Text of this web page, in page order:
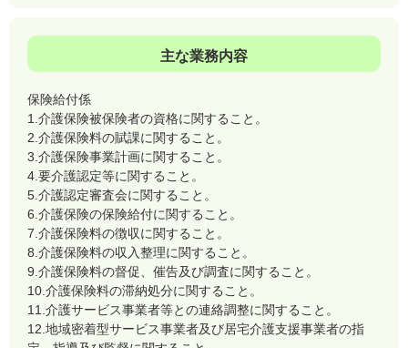
主な業務内容
保険給付係
1.介護保険被保険者の資格に関すること。
2.介護保険料の賦課に関すること。
3.介護保険事業計画に関すること。
4.要介護認定等に関すること。
5.介護認定審査会に関すること。
6.介護保険の保険給付に関すること。
7.介護保険料の徴収に関すること。
8.介護保険料の収入整理に関すること。
9.介護保険料の督促、催告及び調査に関すること。
10.介護保険料の滞納処分に関すること。
11.介護サービス事業者等との連絡調整に関すること。
12.地域密着型サービス事業者及び居宅介護支援事業者の指